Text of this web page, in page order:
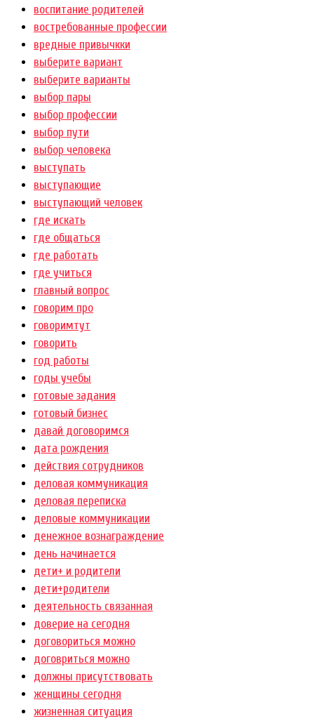
воспитание родителей
востребованные профессии
вредные привычкки
выберите вариант
выберите варианты
выбор пары
выбор профессии
выбор пути
выбор человека
выступать
выступающие
выступающий человек
где искать
где общаться
где работать
где учиться
главный вопрос
говорим про
говоримтут
говорить
год работы
годы учебы
готовые задания
готовый бизнес
давай договоримся
дата рождения
действия сотрудников
деловая коммуникация
деловая переписка
деловые коммуникации
денежное вознаграждение
день начинается
дети+ и родители
дети+родители
деятельность связанная
доверие на сегодня
договориться можно
договриться можно
должны присутствовать
женщины сегодня
жизненная ситуация